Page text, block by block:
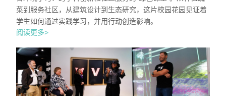
菜到服务社区，从建筑设计到生态研究，这片校园花园见证着
学生如何通过实践学习，并用行动创造影响。
阅读更多>